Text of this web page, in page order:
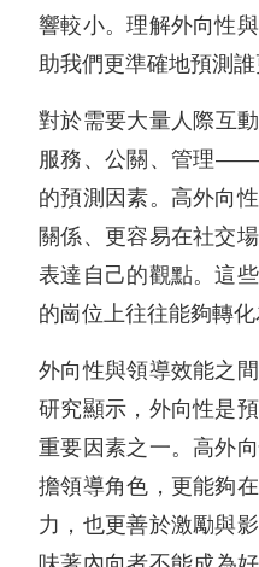
響較小。理解外向性
助我們更準確地預測誰
對於需要大量人際互
服務、公關、管理——
的預測因素。高外向
關係、更容易在社交
表達自己的觀點。這
的崗位上往往能夠轉化
外向性與領導效能之
研究顯示，外向性是
重要因素之一。高外
擔領導角色，更能夠
力，也更善於激勵與